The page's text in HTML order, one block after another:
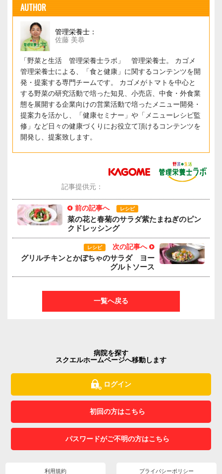
AUTHOR
管理栄養士：
佐藤 美恭
「野菜と生活 管理栄養士ラボ」 管理栄養士。 カゴメ
管理栄養士による、「食と健康」に関するコンテンツを開
発・提案する専門チームです。 カゴメがトマトを中心と
する野菜の研究活動で培った知見、小売店、中食・外食業
態を展開する企業向けの営業活動で培ったメニュー開発・
提案力を活かし、「健康セミナー」や「メニューレシピ監
修」など日々の健康づくりにお役立て頂けるコンテンツを
開発し、提案致します。
記事提供元：
前の記事へ レシピ
菜の花と春菊のサラダ紫たまねぎのピン
クドレッシング
レシピ 次の記事へ
グリルチキンとかぼちゃのサラダ ヨー
グルトソース
一覧へ戻る
病院を探す
スクエルホームページへ移動します
ログイン
初回の方はこちら
パスワードがご不明の方はこちら
利用規約 プライバシーポリシー